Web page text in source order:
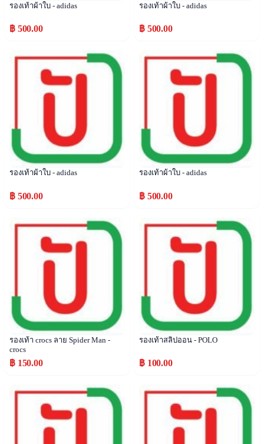
รองเท้าผ้าใบ - adidas
฿ 500.00
รองเท้าผ้าใบ - adidas
฿ 500.00
Popular
รองเท้าผ้าใบ - adidas
฿ 500.00
Popular
รองเท้าผ้าใบ - adidas
฿ 500.00
Popular
รองเท้า crocs ลาย Spider Man -
crocs
฿ 150.00
Popular
รองเท้าสลิปออน - POLO
฿ 100.00
Popular Popular